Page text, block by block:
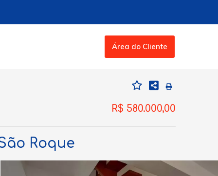
Área do Cliente
R$ 580.000,00
Roque